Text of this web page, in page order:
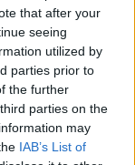
that after your
seeing
utilized by
parties prior to
the further
parties on the
may
IAB’s List of
per la
uno studente
era in piazza
sul Ratto delle
l'hanno fatto
sia il ragazzo
comitiva era